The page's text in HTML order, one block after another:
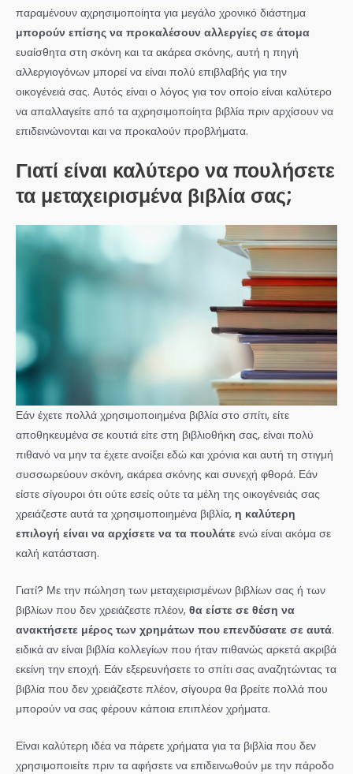
παραμένουν αχρησιμοποίητα για μεγάλο χρονικό διάστημα
μπορούν επίσης να προκαλέσουν αλλεργίες σε άτομα
ευαίσθητα στη σκόνη και τα ακάρεα σκόνης, αυτή η πηγή
αλλεργιογόνων μπορεί να είναι πολύ επιβλαβής για την
οικογένειά σας. Αυτός είναι ο λόγος για τον οποίο είναι καλύτερο
να απαλλαγείτε από τα αχρησιμοποίητα βιβλία πριν αρχίσουν να
επιδεινώνονται και να προκαλούν προβλήματα.
Γιατί είναι καλύτερο να πουλήσετε
τα μεταχειρισμένα βιβλία σας;
Εάν έχετε πολλά χρησιμοποιημένα βιβλία στο σπίτι, είτε
αποθηκευμένα σε κουτιά είτε στη βιβλιοθήκη σας, είναι πολύ
πιθανό να μην τα έχετε ανοίξει εδώ και χρόνια και αυτή τη στιγμή
συσσωρεύουν σκόνη, ακάρεα σκόνης και συνεχή φθορά. Εάν
είστε σίγουροι ότι ούτε εσείς ούτε τα μέλη της οικογένειάς σας
χρειάζεστε αυτά τα χρησιμοποιημένα βιβλία, η καλύτερη
επιλογή είναι να αρχίσετε να τα πουλάτε ενώ είναι ακόμα σε
καλή κατάσταση.
Γιατί? Με την πώληση των μεταχειρισμένων βιβλίων σας ή των
βιβλίων που δεν χρειάζεστε πλέον, θα είστε σε θέση να
ανακτήσετε μέρος των χρημάτων που επενδύσατε σε αυτά.
ειδικά αν είναι βιβλία κολλεγίων που ήταν πιθανώς αρκετά ακριβά
εκείνη την εποχή. Εάν εξερευνήσετε το σπίτι σας αναζητώντας τα
βιβλία που δεν χρειάζεστε πλέον, σίγουρα θα βρείτε πολλά που
μπορούν να σας φέρουν κάποια επιπλέον χρήματα.
Είναι καλύτερη ιδέα να πάρετε χρήματα για τα βιβλία που δεν
χρησιμοποιείτε πριν τα αφήσετε να επιδεινωθούν με την πάροδο